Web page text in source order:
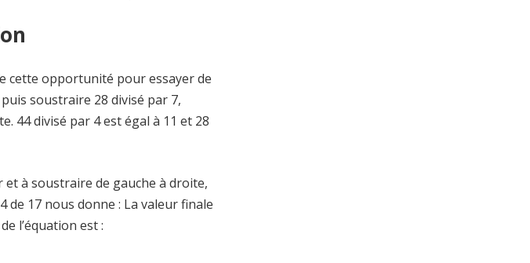
cette opportunité pour essayer de
soustraire 28 divisé par 7,
44 divisé par 4 est égal à 11 et 28
à soustraire de gauche à droite,
de 17 nous donne : La valeur finale
l’équation est :